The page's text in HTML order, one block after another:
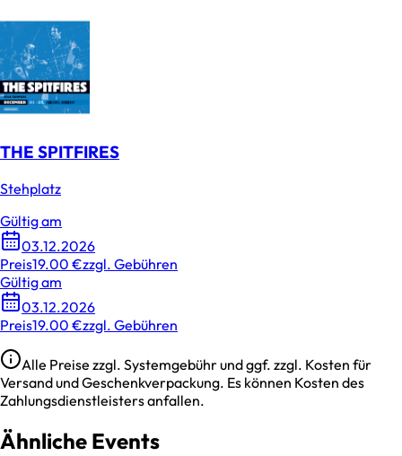
THE SPITFIRES
Stehplatz
Gültig am
03.12.2026
Preis19.00 €zzgl. Gebühren
Gültig am
03.12.2026
Preis19.00 €zzgl. Gebühren
Alle Preise zzgl. Systemgebühr und ggf. zzgl. Kosten für
Versand und Geschenkverpackung. Es können Kosten des
Zahlungsdienstleisters anfallen.
Ähnliche Events